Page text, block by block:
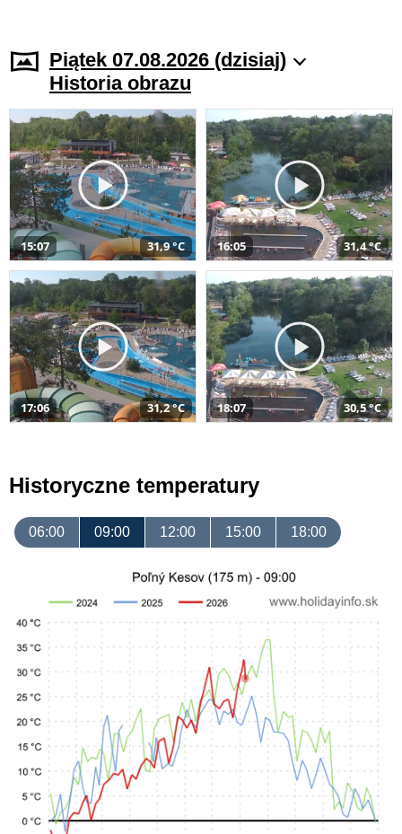
Piątek 07.08.2026 (dzisiaj)
Historia obrazu
15:07 31,9 °C 16:05 31,4 °C
17:06 31,2 °C 18:07 30,5 °C
Historyczne temperatury
06:00 09:00 12:00 15:00 18:00